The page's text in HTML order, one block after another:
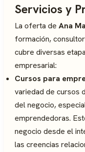
Servicios y
La oferta de Ana
formación,
cubre diversas
empresarial:
Cursos para
variedad de cursos
del negocio,
emprendedoras.
negocio desde el
las creencias